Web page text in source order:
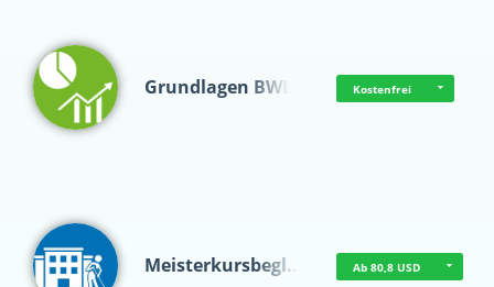
Grundlagen BWL Kostenfrei
Meisterkursbegl… Ab 80,8 USD